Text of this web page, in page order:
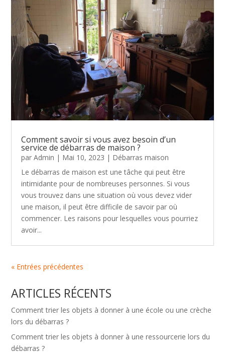
Comment savoir si vous avez besoin d’un
service de débarras de maison ?
parAdmin | Mai 10, 2023 | Débarras maison
Le débarras de maison est une tâche qui peut être
intimidante pour de nombreuses personnes. Si vous
vous trouvez dans une situation où vous devez vider
une maison, il peut être difficile de savoir par où
commencer. Les raisons pour lesquelles vous pourriez
avoir...
« Entrées précédentes
ARTICLES RÉCENTS
Comment trier les objets à donner à une école ou une crèche
lors du débarras ?
Comment trier les objets à donner à une ressourcerie lors du
débarras ?